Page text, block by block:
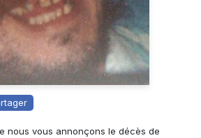
nous vous annonçons le décès de